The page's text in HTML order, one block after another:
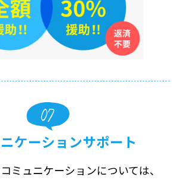
ケーションサポート
ミュニケーションについては、